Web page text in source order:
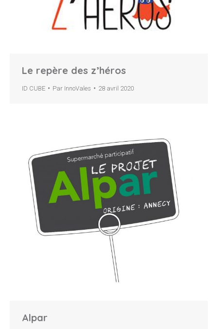
Le repère des z’héros
ID CUBE Par InnoVales 28 avril 2020
Alpar